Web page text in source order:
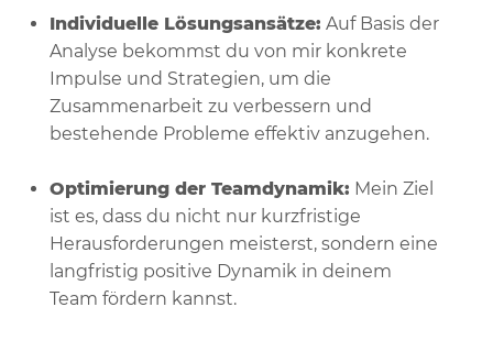
Individuelle Lösungsansätze: Auf Basis der
Analyse bekommst du von mir konkrete
Impulse und Strategien, um die
Zusammenarbeit zu verbessern und
bestehende Probleme effektiv anzugehen.
Optimierung der Teamdynamik: Mein Ziel
ist es, dass du nicht nur kurzfristige
Herausforderungen meisterst, sondern eine
langfristig positive Dynamik in deinem
Team fördern kannst.